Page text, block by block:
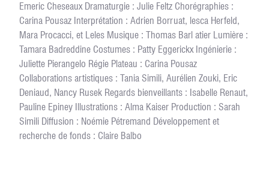
Emeric Cheseaux Dramaturgie : Julie Feltz Chorégraphies :
Carina Pousaz Interprétation : Adrien Borruat, lesca Herfeld,
Mara Procacci, et Leles Musique : Thomas Barl atier Lumière :
Tamara Badreddine Costumes : Patty Eggerickx Ingénierie :
Juliette Pierangelo Régie Plateau : Carina Pousaz
Collaborations artistiques : Tania Simili, Aurélien Zouki, Eric
Deniaud, Nancy Rusek Regards bienveillants : Isabelle Renaut,
Pauline Epiney Illustrations : Alma Kaiser Production : Sarah
Simili Diffusion : Noémie Pétremand Développement et
recherche de fonds : Claire Balbo